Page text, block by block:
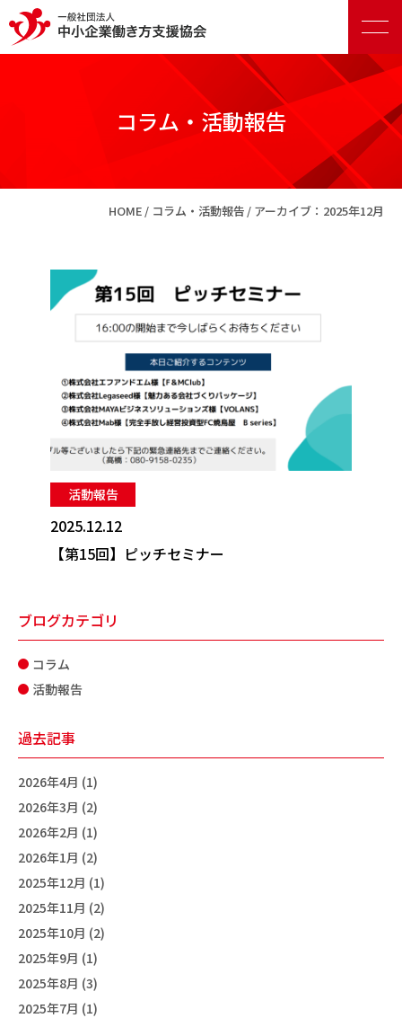
コラム・活動報告
HOME コラム・活動報告 アーカイブ：2025年12月
活動報告
2025.12.12
【第15回】ピッチセミナー
ブログカテゴリ
コラム
活動報告
過去記事
2026年4月 (1)
2026年3月 (2)
2026年2月 (1)
2026年1月 (2)
2025年12月 (1)
2025年11月 (2)
2025年10月 (2)
2025年9月 (1)
2025年8月 (3)
2025年7月 (1)